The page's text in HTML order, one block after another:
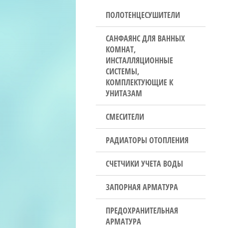
ПОЛОТЕНЦЕСУШИТЕЛИ
САНФАЯНС ДЛЯ ВАННЫХ
КОМНАТ,
ИНСТАЛЛЯЦИОННЫЕ
СИСТЕМЫ,
КОМПЛЕКТУЮЩИЕ К
УНИТАЗАМ
СМЕСИТЕЛИ
РАДИАТОРЫ ОТОПЛЕНИЯ
СЧЕТЧИКИ УЧЕТА ВОДЫ
ЗАПОРНАЯ АРМАТУРА
ПРЕДОХРАНИТЕЛЬНАЯ
АРМАТУРА